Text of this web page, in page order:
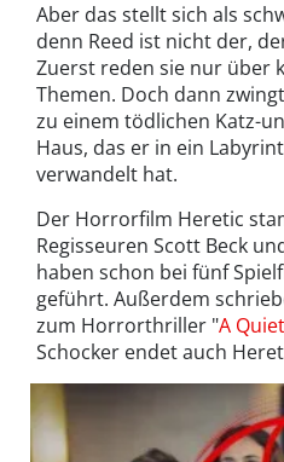
Aber das stellt sich als
denn Reed ist nicht der,
Zuerst reden sie nur über
Themen. Doch dann
zu einem tödlichen Katz-
Haus, das er in ein
verwandelt hat.
Der Horrorfilm Heretic
Regisseuren Scott Beck
haben schon bei fünf
geführt. Außerdem
zum Horrorthriller "A
Schocker endet auch